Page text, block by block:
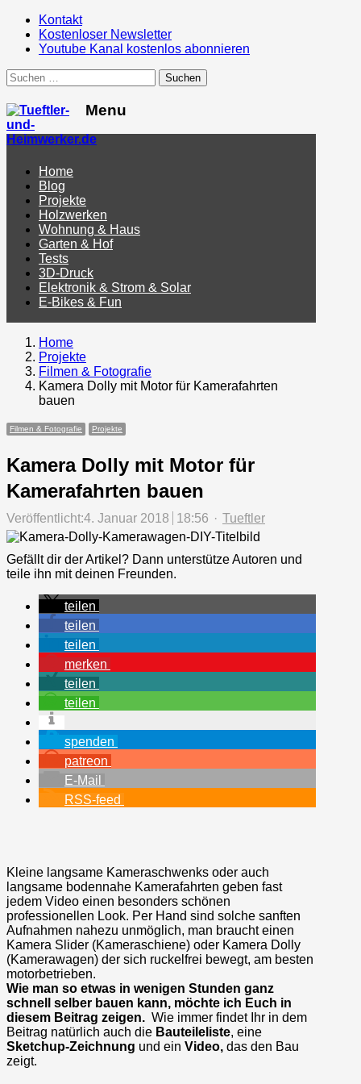
Kontakt
Kostenloser Newsletter
Youtube Kanal kostenlos abonnieren
Suchen
nach:
Menu
Menu
Home
Blog
Projekte
Holzwerken
Wohnung & Haus
Garten & Hof
Tests
3D-Druck
Elektronik & Strom & Solar
E-Bikes & Fun
Home
Projekte
Filmen & Fotografie
Kamera Dolly mit Motor für Kamerafahrten
bauen
Filmen & Fotografie Projekte
Kamera Dolly mit Motor für
Kamerafahrten bauen
Veröffentlicht:4. Januar 2018 18:56 Author
Tueftler
Gefällt dir der Artikel? Dann unterstütze Autoren und
teile ihn mit deinen Freunden.
teilen
teilen
teilen
merken
teilen
teilen
spenden
patreon
E-Mail
RSS-feed
Kleine langsame Kameraschwenks oder auch
langsame bodennahe Kamerafahrten geben fast
jedem Video einen besonders schönen
professionellen Look. Per Hand sind solche sanften
Aufnahmen nahezu unmöglich, man braucht einen
Kamera Slider (Kameraschiene) oder Kamera Dolly
(Kamerawagen) der sich ruckelfrei bewegt, am besten
motorbetrieben.
Wie man so etwas in wenigen Stunden ganz
schnell selber bauen kann, möchte ich Euch in
diesem Beitrag zeigen. Wie immer findet Ihr in dem
Beitrag natürlich auch die Bauteileliste, eine
Sketchup-Zeichnung und ein Video, das den Bau
zeigt.